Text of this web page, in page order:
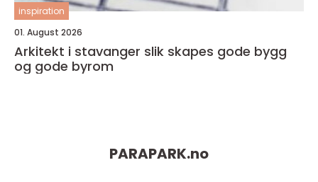
inspiration
01. August 2026
Arkitekt i stavanger slik skapes gode bygg
og gode byrom
PARAPARK.no